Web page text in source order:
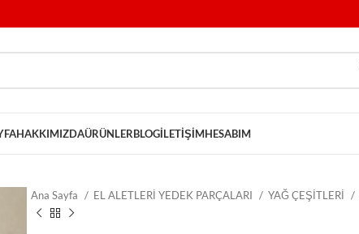
HAKKIMIZDAÜRÜNLERBLOGİLETIŞIMHESABIM
Ana Sayfa EL ALETLERİ YEDEK PARÇALARI YAĞ ÇEŞİTLERİ